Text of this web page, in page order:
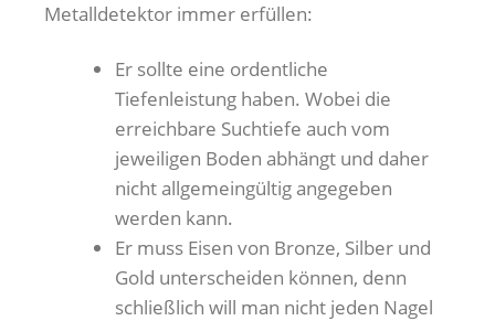
Metalldetektor immer erfüllen:
Er sollte eine ordentliche
Tiefenleistung haben. Wobei die
erreichbare Suchtiefe auch vom
jeweiligen Boden abhängt und daher
nicht allgemeingültig angegeben
werden kann.
Er muss Eisen von Bronze, Silber und
Gold unterscheiden können, denn
schließlich will man nicht jeden Nagel